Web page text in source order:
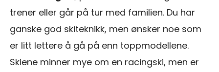
trener eller går på tur med familien. Du har
ganske god skiteknikk, men ønsker noe som
er litt lettere å gå på enn toppmodellene.
Skiene minner mye om en racingski, men er